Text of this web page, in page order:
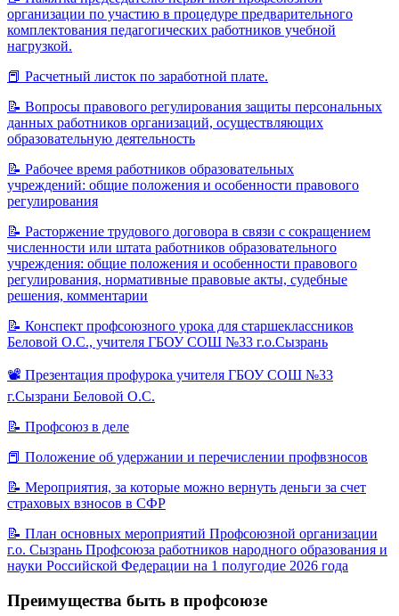
организации по участию в процедуре предварительного
комплектования педагогических работников учебной
нагрузкой.
📕 Расчетный листок по заработной плате.
📝 Вопросы правового регулирования защиты персональных
данных работников организаций, осуществляющих
образовательную деятельность
📝 Рабочее время работников образовательных
учреждений: общие положения и особенности правового
регулирования
📝 Расторжение трудового договора в связи с сокращением
численности или штата работников образовательного
учреждения: общие положения и особенности правового
регулирования, нормативные правовые акты, судебные
решения, комментарии
📝 Конспект профсоюзного урока для старшеклассников
Беловой О.С., учителя ГБОУ СОШ №33 г.о.Сызрань
📽️ Презентация профурока учителя ГБОУ СОШ №33
г.Сызрани Беловой О.С.
📝 Профсоюз в деле
📕 Положение об удержании и перечислении профвзносов
📝 Мероприятия, за которые можно вернуть деньги за счет
страховых взносов в СФР
📝 План основных мероприятий Профсоюзной организации
г.о. Сызрань Профсоюза работников народного образования и
науки Российской Федерации на 1 полугодие 2026 года
Преимущества быть в профсоюзе